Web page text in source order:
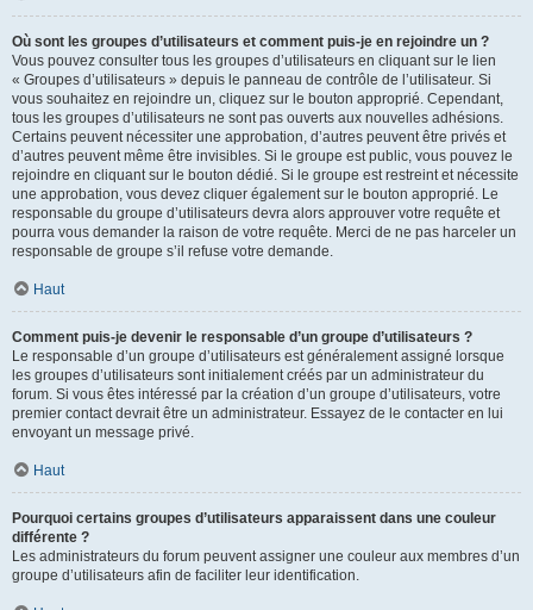
Où sont les groupes d’utilisateurs et comment puis-je en rejoindre un ?
Vous pouvez consulter tous les groupes d’utilisateurs en cliquant sur le lien
« Groupes d’utilisateurs » depuis le panneau de contrôle de l’utilisateur. Si
vous souhaitez en rejoindre un, cliquez sur le bouton approprié. Cependant,
tous les groupes d’utilisateurs ne sont pas ouverts aux nouvelles adhésions.
Certains peuvent nécessiter une approbation, d’autres peuvent être privés et
d’autres peuvent même être invisibles. Si le groupe est public, vous pouvez le
rejoindre en cliquant sur le bouton dédié. Si le groupe est restreint et nécessite
une approbation, vous devez cliquer également sur le bouton approprié. Le
responsable du groupe d’utilisateurs devra alors approuver votre requête et
pourra vous demander la raison de votre requête. Merci de ne pas harceler un
responsable de groupe s’il refuse votre demande.
Haut
Comment puis-je devenir le responsable d’un groupe d’utilisateurs ?
Le responsable d’un groupe d’utilisateurs est généralement assigné lorsque
les groupes d’utilisateurs sont initialement créés par un administrateur du
forum. Si vous êtes intéressé par la création d’un groupe d’utilisateurs, votre
premier contact devrait être un administrateur. Essayez de le contacter en lui
envoyant un message privé.
Haut
Pourquoi certains groupes d’utilisateurs apparaissent dans une couleur
différente ?
Les administrateurs du forum peuvent assigner une couleur aux membres d’un
groupe d’utilisateurs afin de faciliter leur identification.